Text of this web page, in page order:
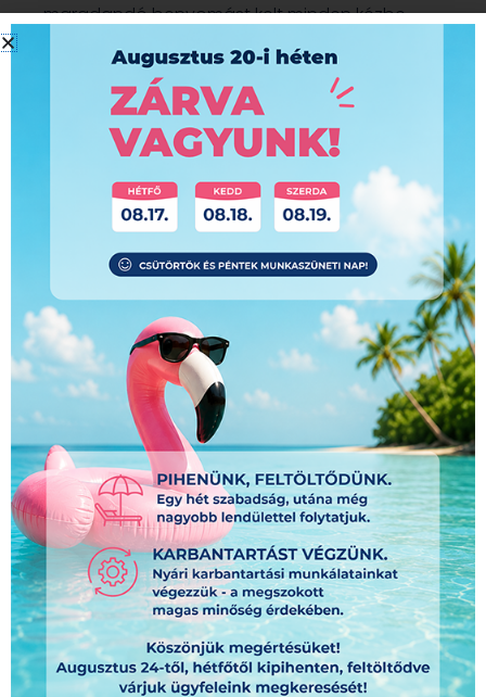
maradandó benyomást kelt minden kézbe
vevő számára.
A prémium hatás növelhető, ha kiadványához
kreatív papírt választ.
Árajánlatot kérek